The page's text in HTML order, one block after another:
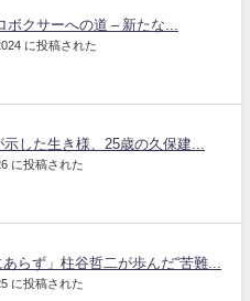
クサーへの道 – 新たな...
に投稿された
した生き様、25歳の久保建...
に投稿された
らず」柱谷哲二が歩んだ“苦難...
に投稿された